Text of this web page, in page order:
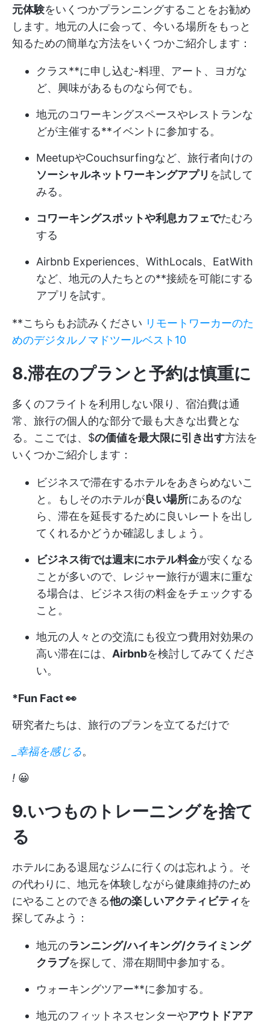
元体験をいくつかプランニングすることをお勧め
します。地元の人に会って、今いる場所をもっと
知るための簡単な方法をいくつかご紹介します：
クラス**に申し込む-料理、アート、ヨガな
ど、興味があるものなら何でも。
地元のコワーキングスペースやレストランな
どが主催する**イベントに参加する。
MeetupやCouchsurfingなど、旅行者向けの
ソーシャルネットワーキングアプリ を試して
みる。
コワーキングスポットや利息カフェでたむろ
する
Airbnb Experiences、WithLocals、EatWith
など、地元の人たちとの**接続を可能にする
アプリを試す。
**こちらもお読みください リモートワーカーのた
めのデジタルノマドツールベスト10
8.滞在のプランと予約は慎重に
多くのフライトを利用しない限り、宿泊費は通
常、旅行の個人的な部分で最も大きな出費とな
る。ここでは、$の価値を最大限に引き出す方法を
いくつかご紹介します：
ビジネスで滞在するホテルをあきらめないこ
と。もしそのホテルが良い場所にあるのな
ら、滞在を延長するために良いレートを出し
てくれるかどうか確認しましょう。
ビジネス街では週末にホテル料金が安くなる
ことが多いので、レジャー旅行が週末に重な
る場合は、ビジネス街の料金をチェックする
こと。
地元の人々との交流にも役立つ費用対効果の
高い滞在には、 Airbnbを検討してみてくださ
い。
*Fun Fact 👀
研究者たちは、旅行のプランを立てるだけで
_幸福を感じる。
! 😀
9.いつものトレーニングを捨て
る
ホテルにある退屈なジムに行くのは忘れよう。そ
の代わりに、地元を体験しながら健康維持のため
にやることのできる他の楽しいアクティビティを
探してみよう：
地元のランニング/ハイキング/クライミング
クラブを探して、滞在期間中参加する。
ウォーキングツアー**に参加する。
地元のフィットネスセンターやアウトドアア